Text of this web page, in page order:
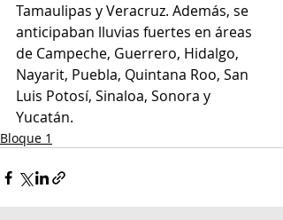
Tamaulipas y Veracruz. Además, se
anticipaban lluvias fuertes en áreas
de Campeche, Guerrero, Hidalgo,
Nayarit, Puebla, Quintana Roo, San
Luis Potosí, Sinaloa, Sonora y
Yucatán.
Bloque 1